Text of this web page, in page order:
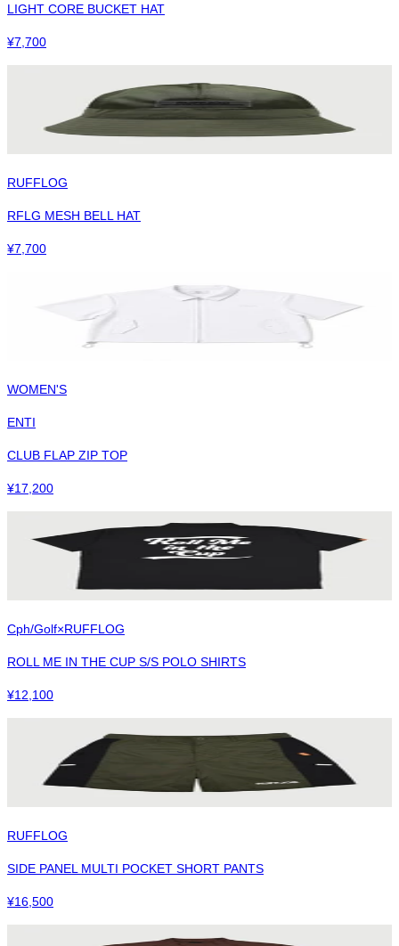
LIGHT CORE BUCKET HAT
¥7,700
RUFFLOG
RFLG MESH BELL HAT
¥7,700
WOMEN'S
ENTI
CLUB FLAP ZIP TOP
¥17,200
Cph/Golf×RUFFLOG
ROLL ME IN THE CUP S/S POLO SHIRTS
¥12,100
RUFFLOG
SIDE PANEL MULTI POCKET SHORT PANTS
¥16,500